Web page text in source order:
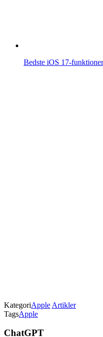
Bedste iOS 17-
KategoriApple Artikler
TagsApple
ChatGPT